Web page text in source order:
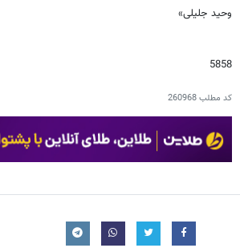
وحید جلیلی»
5858
کد مطلب260968